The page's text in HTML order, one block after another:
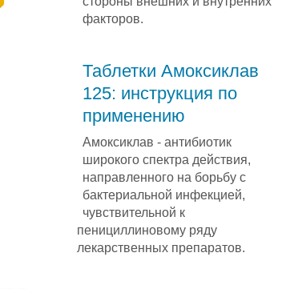
факторов.
Таблетки Амоксиклав
125: инструкция по
применению
Амоксиклав - антибиотик
широкого спектра действия,
направленного на борьбу с
бактериальной инфекцией,
чувствительной к
пенициллиновому ряду
лекарственных препаратов.